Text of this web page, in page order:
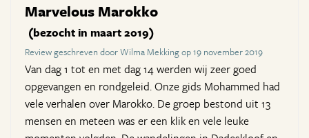
Marvelous Marokko
(bezocht in maart 2019)
Review geschreven door Wilma Mekking op 19 november 2019
Van dag 1 tot en met dag 14 werden wij zeer goed
opgevangen en rondgeleid. Onze gids Mohammed had
vele verhalen over Marokko. De groep bestond uit 13
mensen en meteen was er een klik en vele leuke